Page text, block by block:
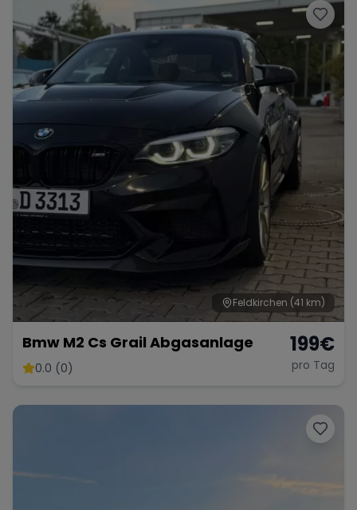
Bugatti Maserati
Range Rover Corvette
Feldkirchen (41 km)
Bmw M2 Cs Grail Abgasanlage
0.0 (0)
199€
pro Tag